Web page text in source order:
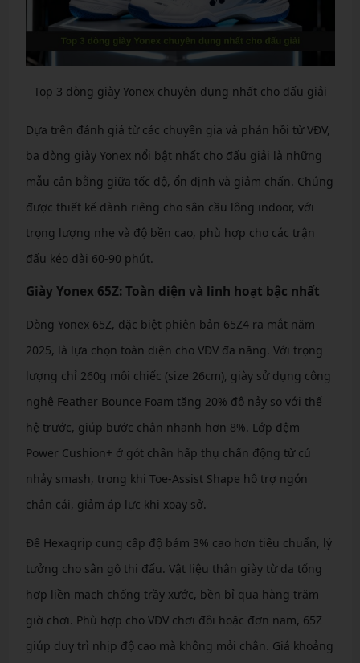
Top 3 dòng giày Yonex chuyên dụng nhất cho đấu giải
Dựa trên đánh giá từ các chuyên gia và phản hồi từ VĐV,
ba dòng giày Yonex nổi bật nhất cho đấu giải là những
mẫu cân bằng giữa tốc độ, ổn định và giảm chấn. Chúng
được thiết kế dành riêng cho sân cầu lông indoor, với
trọng lượng nhẹ và độ bền cao, phù hợp cho các trận
đấu kéo dài 60-90 phút.
Giày Yonex 65Z: Toàn diện và linh hoạt bậc nhất
Dòng Yonex 65Z, đặc biệt phiên bản 65Z4 ra mắt năm
2025, là lựa chọn toàn diện cho VĐV đa năng. Với trọng
lượng chỉ 260g mỗi chiếc (size 26cm), giày sử dụng công
nghệ Feather Bounce Foam tăng 20% độ nảy so với thế
hệ trước, giúp bước chân nhanh hơn 8%. Lớp đệm
Power Cushion+ ở gót chân hấp thụ chấn động từ cú
nhảy smash, trong khi Toe-Assist Shape hỗ trợ ngón
chân cái, giảm áp lực khi xoay sở.
Đế Hexagrip cung cấp độ bám 3% cao hơn tiêu chuẩn, lý
tưởng cho sân gỗ thi đấu. Vật liệu thân giày từ da tổng
hợp liền mạch chống trầy xước, bền bỉ qua hàng trăm
giờ chơi. Phù hợp cho VĐV chơi đôi hoặc đơn nam, 65Z
giúp duy trì nhịp độ cao mà không mỏi chân. Giá khoảng